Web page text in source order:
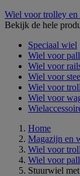
Wiel voor trolley en
Bekijk de hele
Speciaal wiel
Wiel voor
Wiel voor
Wiel voor
Wiel voor
Wiel voor
Home
Magazijn en
Wiel voor
Wiel voor
Stuurwiel